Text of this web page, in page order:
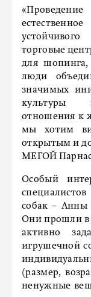
торговые
для
люди
значимых
культуры
отношения к
мы хотим
открытым и
МЕГОЙ
Особый
собак – Анны
Они прошли в
активно
игрушечной
(размер,
ненужные